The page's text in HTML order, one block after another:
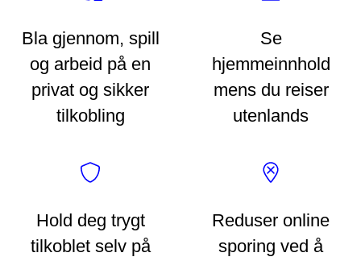
Bla gjennom, spill
og arbeid på en
privat og sikker
tilkobling
Se
hjemmeinnhold
mens du reiser
utenlands
Hold deg trygt
tilkoblet selv på
Reduser online
sporing ved å